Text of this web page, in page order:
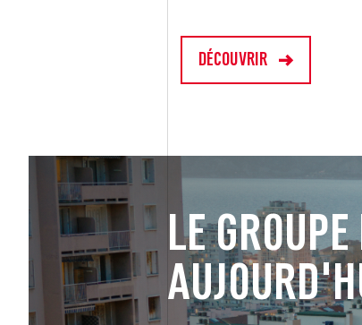
DÉCOUVRIR
LE